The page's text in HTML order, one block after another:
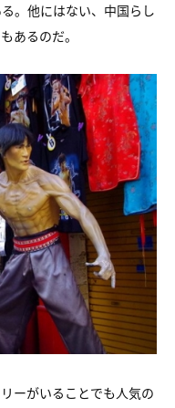
。他にはない、中国らし
あるのだ。
ーがいることでも人気の